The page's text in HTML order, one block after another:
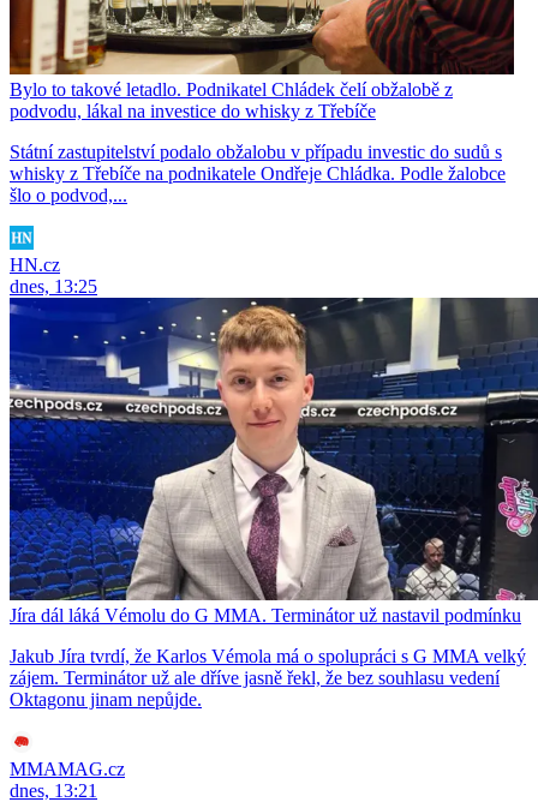
Bylo to takové letadlo. Podnikatel Chládek čelí obžalobě z
podvodu, lákal na investice do whisky z Třebíče
Státní zastupitelství podalo obžalobu v případu investic do sudů s
whisky z Třebíče na podnikatele Ondřeje Chládka. Podle žalobce
šlo o podvod,...
HN.cz
dnes, 13:25
Jíra dál láká Vémolu do G MMA. Terminátor už nastavil podmínku
Jakub Jíra tvrdí, že Karlos Vémola má o spolupráci s G MMA velký
zájem. Terminátor už ale dříve jasně řekl, že bez souhlasu vedení
Oktagonu jinam nepůjde.
MMAMAG.cz
dnes, 13:21